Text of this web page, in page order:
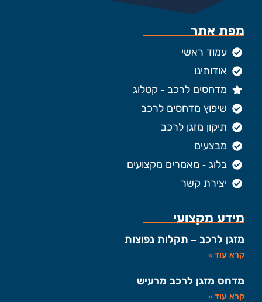
מפת אתר
עמוד ראשי
אודותינו
מדחסים לרכב - קטלוג
שיפוץ מדחסים לרכב
תיקון מזגן לרכב
מבצעים
בלוג - מאמרים מקצועים
יצירת קשר
מידע מקצועי
מזגן לרכב – תקלות נפוצות
קרא עוד »
מדחס מזגן לרכב מרעיש
קרא עוד »